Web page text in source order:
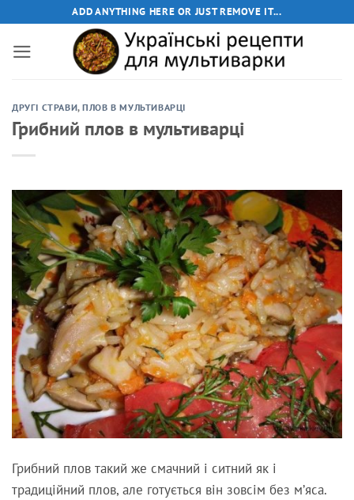
ADD ANYTHING HERE OR JUST REMOVE IT...
ДРУГІ СТРАВИ,ПЛОВ В МУЛЬТИВАРЦІ
Грибний плов в мультиварці
Грибний плов такий же смачний і ситний як і
традиційний плов, але готується він зовсім без м’яса.